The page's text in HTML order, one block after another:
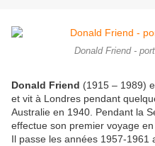
Donald Friend -
Donald Friend (1915 – 1989)
et vit à Londres pendant
Australie en 1940. Pendant la
effectue son premier voyage en
Il passe les années 1957-1961